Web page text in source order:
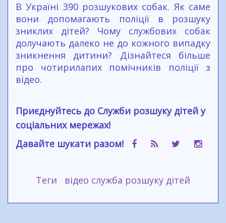
В Україні 390 розшукових собак. Як саме
вони допомагають поліції в розшуку
зниклих дітей? Чому службових собак
долучають далеко не до кожного випадку
зникнення дитини? Дізнайтеся більше
про чотирилапих помічників поліції з
відео.
Приєднуйтесь до Служби розшуку дітей у
соціальних мережах!
Давайте шукати разом!
Теги відео служба розшуку дітей